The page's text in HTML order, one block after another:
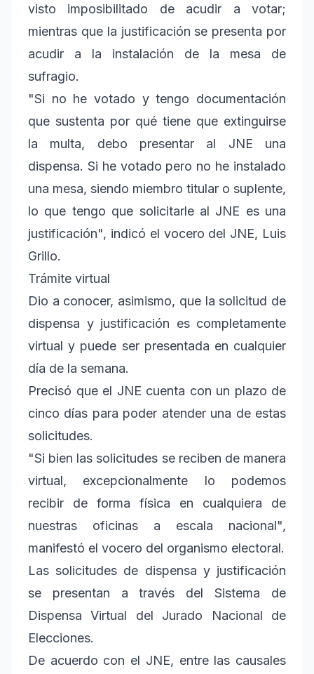
visto imposibilitado de acudir a votar;
mientras que la justificación se presenta por
acudir a la instalación de la mesa de
sufragio.
"Si no he votado y tengo documentación
que sustenta por qué tiene que extinguirse
la multa, debo presentar al JNE una
dispensa. Si he votado pero no he instalado
una mesa, siendo miembro titular o suplente,
lo que tengo que solicitarle al JNE es una
justificación", indicó el vocero del JNE, Luis
Grillo.
Trámite virtual
Dio a conocer, asimismo, que la solicitud de
dispensa y justificación es completamente
virtual y puede ser presentada en cualquier
día de la semana.
Precisó que el JNE cuenta con un plazo de
cinco días para poder atender una de estas
solicitudes.
"Si bien las solicitudes se reciben de manera
virtual, excepcionalmente lo podemos
recibir de forma física en cualquiera de
nuestras oficinas a escala nacional",
manifestó el vocero del organismo electoral.
Las solicitudes de dispensa y justificación
se presentan a través del Sistema de
Dispensa Virtual del Jurado Nacional de
Elecciones.
De acuerdo con el JNE, entre las causales